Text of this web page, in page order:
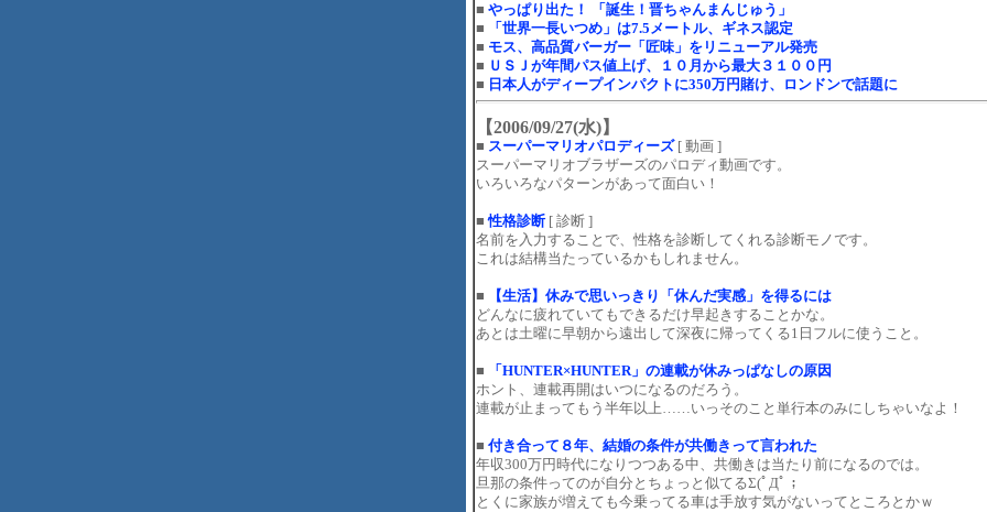
■ やっぱり出た！ 「誕生！晋ちゃんまんじゅう」
■
「世界一長いつめ」は7.5メートル、ギネス認定
■ モス、高品質バーガー「匠味」をリニューアル発売
■ ＵＳＪが年間パス値上げ、１０月から最大３１００円
■ 日本人がディープインパクトに350万円賭け、ロンドンで話題に
【2006/09/27(水)】
■ スーパーマリオパロディーズ[ 動画 ]
スーパーマリオブラザーズのパロディ動画です。
いろいろなパターンがあって面白い！
■性格診断[ 診断 ]
名前を入力することで、性格を診断してくれる診断モノです。
これは結構当たっているかもしれません。
■
【生活】休みで思いっきり「休んだ実感」を得るには
どんなに疲れていてもできるだけ早起きすることかな。
あとは土曜に早朝から遠出して深夜に帰ってくる1日フルに使うこと。
■
「HUNTER×HUNTER」の連載が休みっぱなしの原因
ホント、連載再開はいつになるのだろう。
連載が止まってもう半年以上……いっそのこと単行本のみにしちゃいなよ！
■ 付き合って８年、結婚の条件が共働きって言われた
年収300万円時代になりつつある中、共働きは当たり前になるのでは。
旦那の条件ってのが自分とちょっと似てるΣ(ﾟДﾟ；
とくに家族が増えても今乗ってる車は手放す気がないってところとかｗ